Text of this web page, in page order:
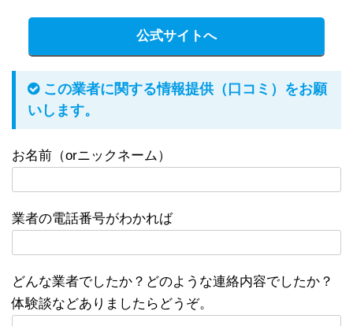
公式サイトへ
この業者に関する情報提供（口コミ）をお願
いします。
お名前（orニックネーム）
業者の電話番号がわかれば
どんな業者でしたか？どのような連絡内容でしたか？
体験談などありましたらどうぞ。